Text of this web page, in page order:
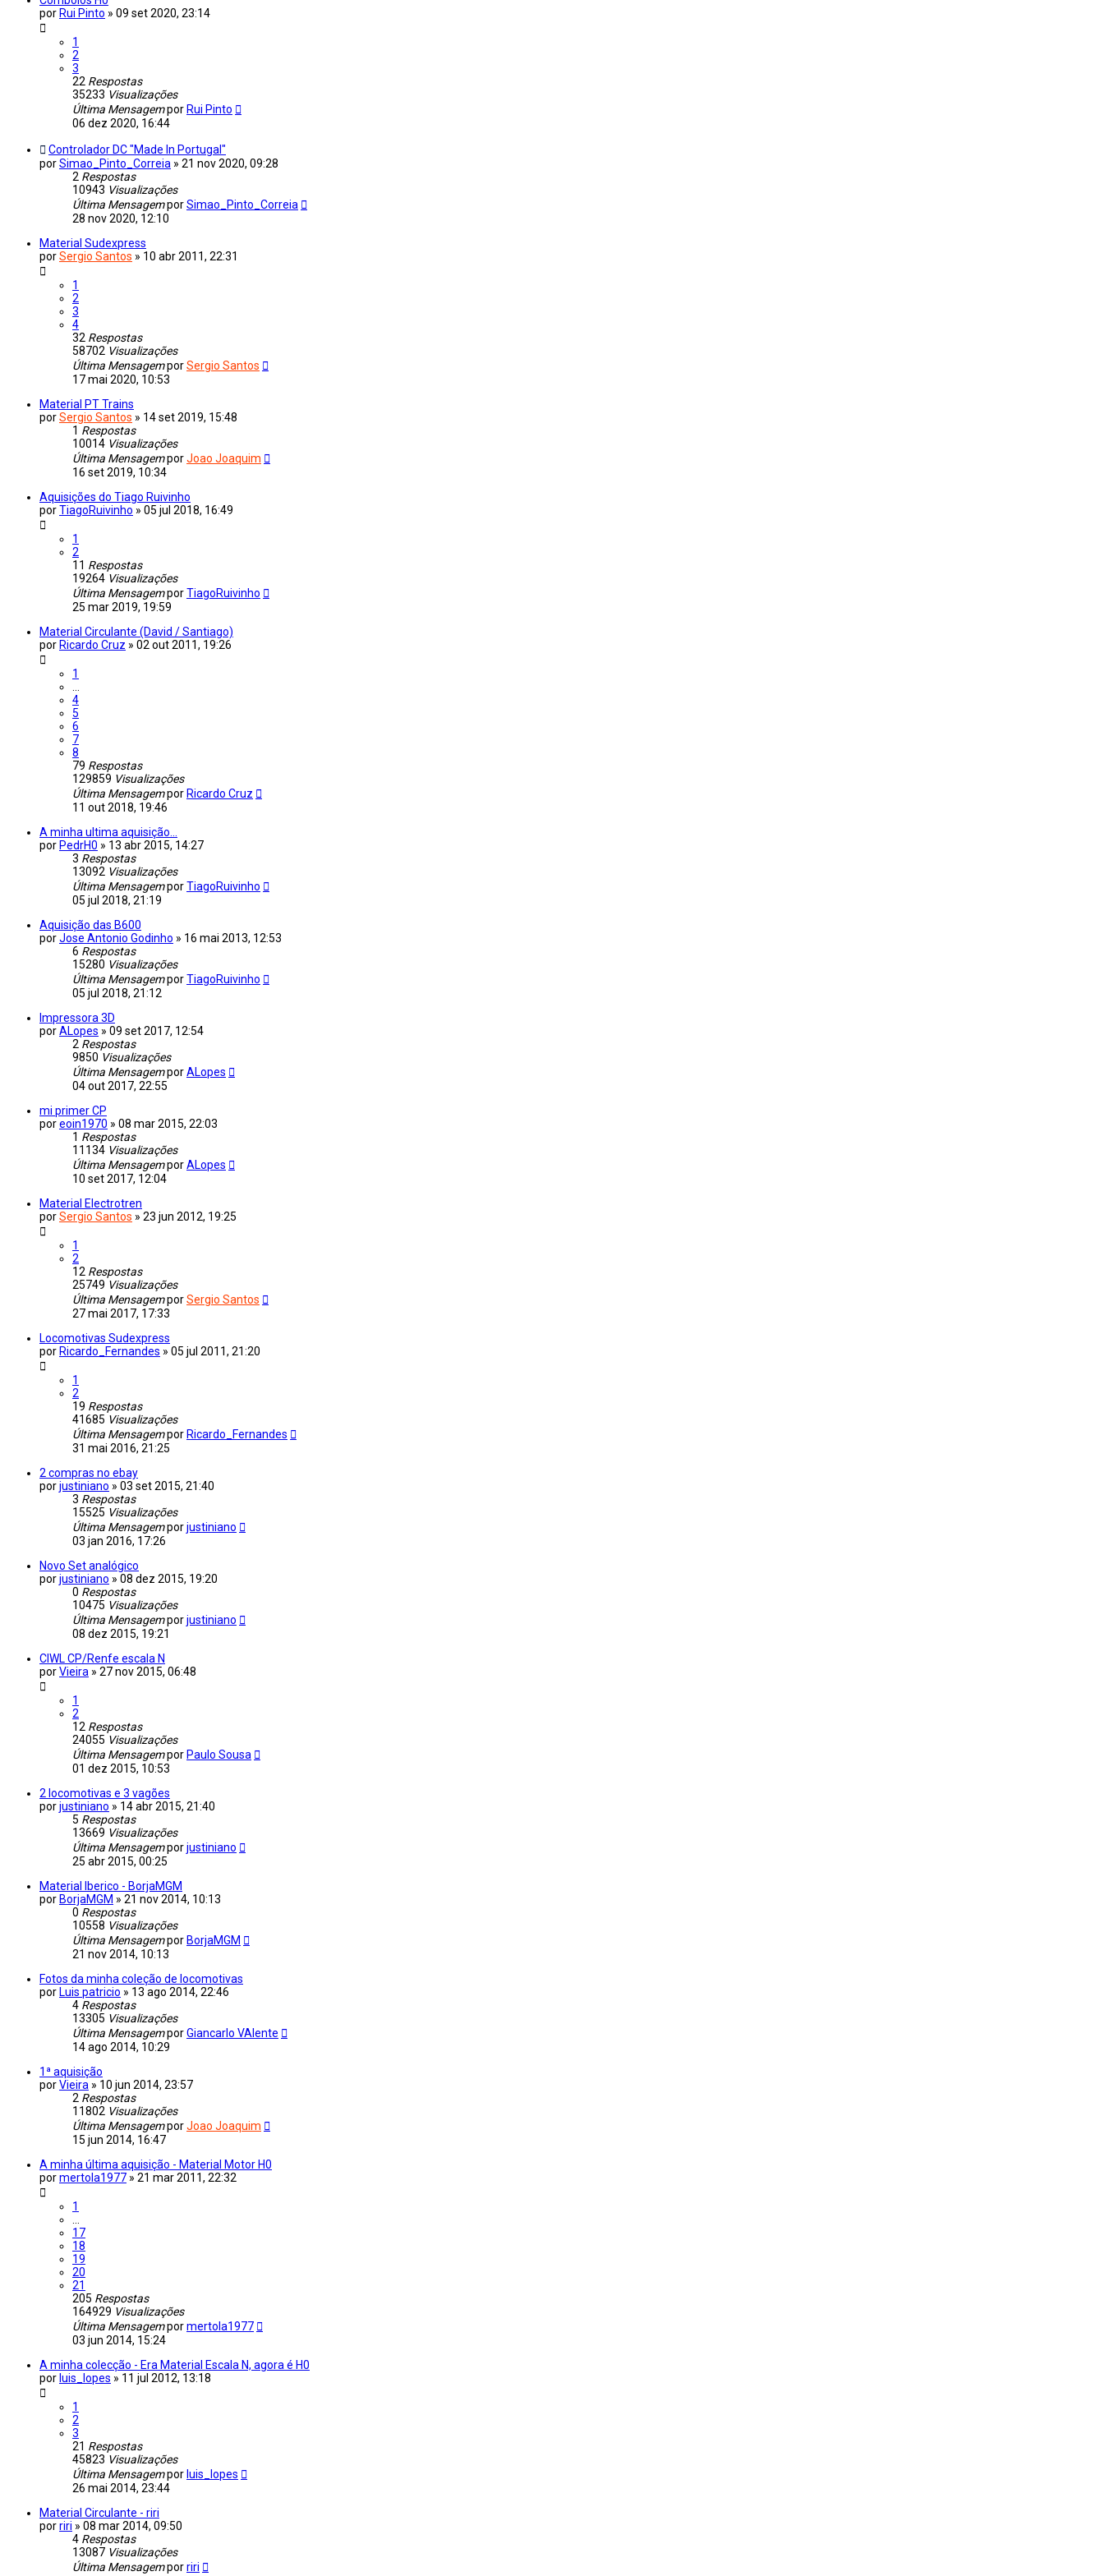
por Rui Pinto » 09 set 2020, 23:14
1
2
3
22 Respostas
35233 Visualizações
Última Mensagempor Rui Pinto
06 dez 2020, 16:44
Controlador DC "Made In Portugal"
porSimao_Pinto_Correia » 21 nov 2020, 09:28
2 Respostas
10943 Visualizações
Última MensagemporSimao_Pinto_Correia
28 nov 2020, 12:10
Material Sudexpress
porSergio Santos » 10 abr 2011, 22:31
1
2
3
4
32 Respostas
58702 Visualizações
Última MensagemporSergio Santos
17 mai 2020, 10:53
Material PT Trains
porSergio Santos » 14 set 2019, 15:48
1 Respostas
10014 Visualizações
Última MensagemporJoao Joaquim
16 set 2019, 10:34
Aquisições do Tiago Ruivinho
porTiagoRuivinho » 05 jul 2018, 16:49
1
2
11 Respostas
19264 Visualizações
Última MensagemporTiagoRuivinho
25 mar 2019, 19:59
Material Circulante (David / Santiago)
por Ricardo Cruz » 02 out 2011, 19:26
1
4
5
6
7
8
79 Respostas
129859 Visualizações
Última Mensagempor Ricardo Cruz
11 out 2018, 19:46
A minha ultima aquisição...
por PedrH0 » 13 abr 2015, 14:27
3 Respostas
13092 Visualizações
Última MensagemporTiagoRuivinho
05 jul 2018, 21:19
Aquisição das B600
porJose Antonio Godinho » 16 mai 2013, 12:53
6 Respostas
15280 Visualizações
Última MensagemporTiagoRuivinho
05 jul 2018, 21:12
Impressora 3D
porALopes » 09 set 2017, 12:54
2 Respostas
9850 Visualizações
Última MensagemporALopes
04 out 2017, 22:55
mi primer CP
poreoin1970 » 08 mar 2015, 22:03
1 Respostas
11134 Visualizações
Última MensagemporALopes
10 set 2017, 12:04
Material Electrotren
porSergio Santos » 23 jun 2012, 19:25
1
2
12 Respostas
25749 Visualizações
Última MensagemporSergio Santos
27 mai 2017, 17:33
Locomotivas Sudexpress
por Ricardo_Fernandes » 05 jul 2011, 21:20
1
2
19 Respostas
41685 Visualizações
Última Mensagempor Ricardo_Fernandes
31 mai 2016, 21:25
2 compras no ebay
porjustiniano » 03 set 2015, 21:40
3 Respostas
15525 Visualizações
Última Mensagemporjustiniano
03 jan 2016, 17:26
Novo Set analógico
porjustiniano » 08 dez 2015, 19:20
0 Respostas
10475 Visualizações
Última Mensagemporjustiniano
08 dez 2015, 19:21
CIWL CP/Renfe escala N
porVieira » 27 nov 2015, 06:48
1
2
12 Respostas
24055 Visualizações
Última Mensagempor Paulo Sousa
01 dez 2015, 10:53
2 locomotivas e 3 vagões
porjustiniano » 14 abr 2015, 21:40
5 Respostas
13669 Visualizações
Última Mensagemporjustiniano
25 abr 2015, 00:25
Material Iberico - BorjaMGM
por BorjaMGM » 21 nov 2014, 10:13
0 Respostas
10558 Visualizações
Última Mensagempor BorjaMGM
21 nov 2014, 10:13
Fotos da minha coleção de locomotivas
por Luis patricio » 13 ago 2014, 22:46
4 Respostas
13305 Visualizações
Última MensagemporGiancarlo VAlente
14 ago 2014, 10:29
1ª aquisição
porVieira » 10 jun 2014, 23:57
2 Respostas
11802 Visualizações
Última MensagemporJoao Joaquim
15 jun 2014, 16:47
A minha última aquisição - Material Motor H0
pormertola1977 » 21 mar 2011, 22:32
1
17
18
19
20
21
205 Respostas
164929 Visualizações
Última Mensagempormertola1977
03 jun 2014, 15:24
A minha colecção - Era Material Escala N, agora é H0
por luis_lopes » 11 jul 2012, 13:18
1
2
3
21 Respostas
45823 Visualizações
Última Mensagempor luis_lopes
26 mai 2014, 23:44
Material Circulante - riri
porriri » 08 mar 2014, 09:50
4 Respostas
13087 Visualizações
Última Mensagemporriri